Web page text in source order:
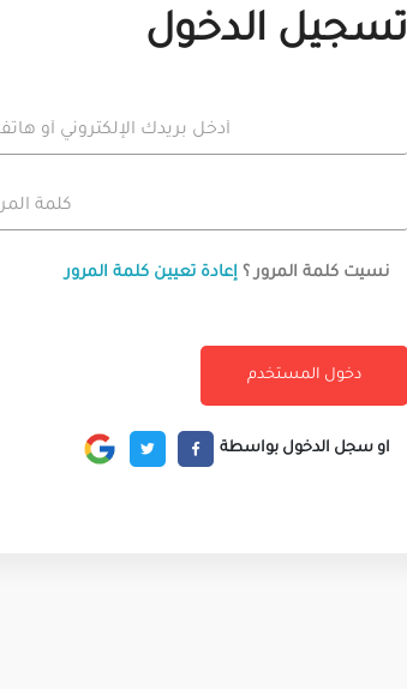
تسجيل الدخول
نسيت كلمة المرور ؟ إعادة تعيين كلمة المرور
او سجل الدخول بواسطة